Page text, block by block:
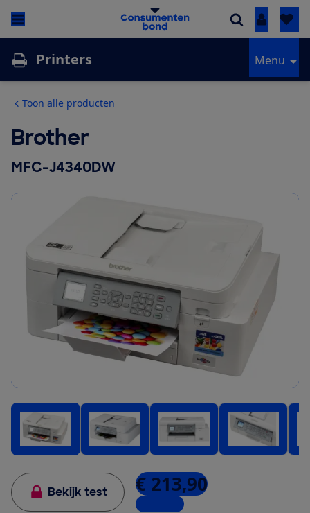
Inloggen
Printers Menu
Toon alle producten
Brother
MFC-J4340DW
Bekijk test € 213,90
2 winkels